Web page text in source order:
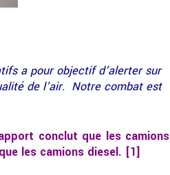
a pour objectif d’alerter sur
de l’air. Notre combat est
conclut que les camions
les camions diesel. [1]